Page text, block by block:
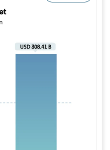
画像 © Mordor Intelligence。再利用には